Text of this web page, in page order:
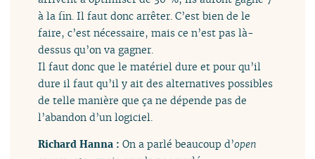
à la fin. Il faut donc arrêter. C’est bien de le
faire, c’est nécessaire, mais ce n’est pas là-
dessus qu’on va gagner.
Il faut donc que le matériel dure et pour qu’il
dure il faut qu’il y ait des alternatives possibles
de telle manière que ça ne dépende pas de
l’abandon d’un logiciel.
Richard Hanna :On a parlé beaucoup d’open